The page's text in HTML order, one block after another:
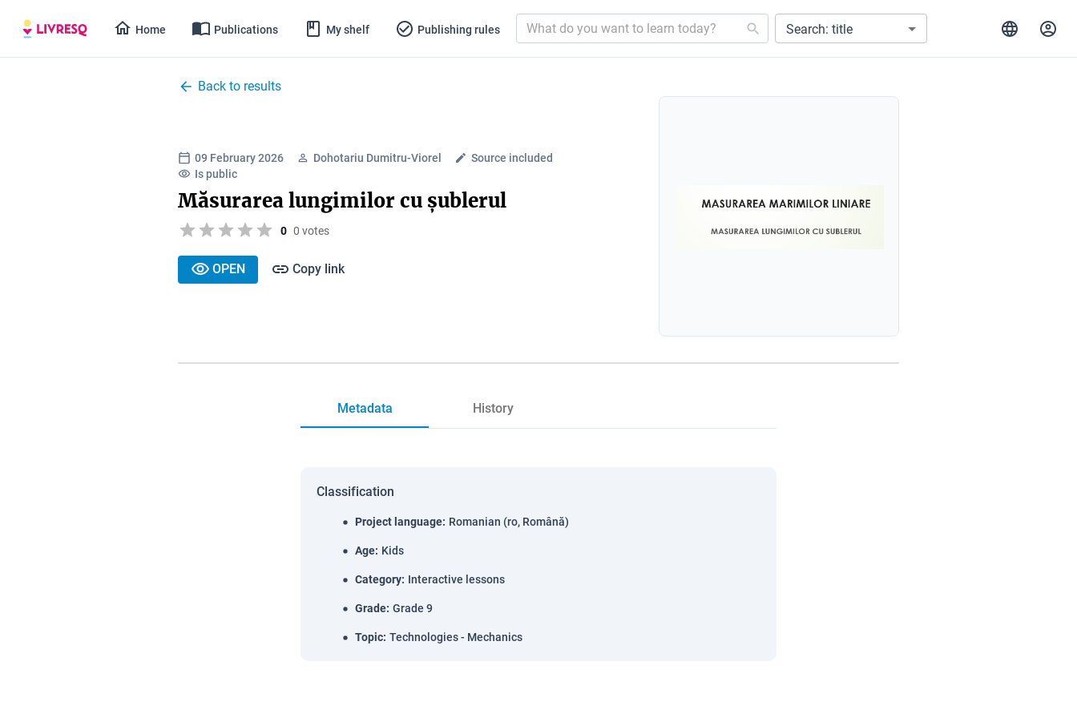
Home Publications My shelf Publishing rules Search: title
Back to results
09 February 2026 Dohotariu Dumitru-Viorel
Source included
Is public
Măsurarea lungimilor cu șublerul
0 0 votes
OPEN Copy link
Metadata History
Classification
Project language: Romanian (ro, Română)
Age: Kids
Category: Interactive lessons
Grade: Grade 9
Topic: Technologies - Mechanics